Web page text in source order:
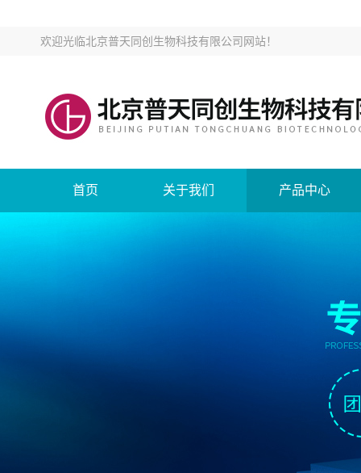
欢迎光临北京普天同创生物科技有限公司网站！
首页 关于我们 产品中心